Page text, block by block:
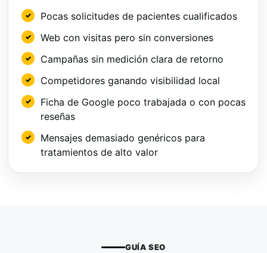
Pocas solicitudes de pacientes cualificados
Web con visitas pero sin conversiones
Campañas sin medición clara de retorno
Competidores ganando visibilidad local
Ficha de Google poco trabajada o con pocas
reseñas
Mensajes demasiado genéricos para
tratamientos de alto valor
GUÍA SEO